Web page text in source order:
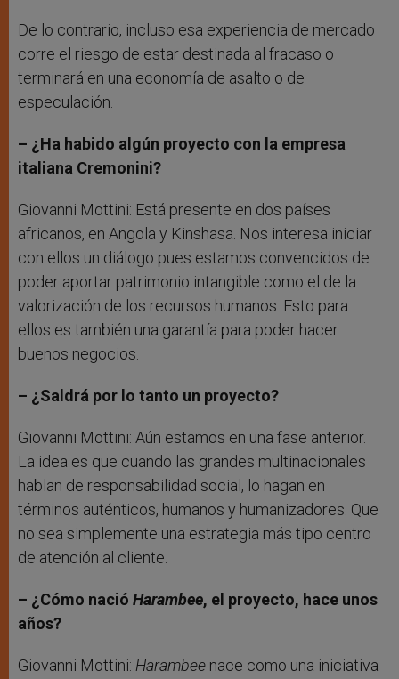
De lo contrario, incluso esa experiencia de mercado
corre el riesgo de estar destinada al fracaso o
terminará en una economía de asalto o de
especulación.
– ¿Ha habido algún proyecto con la empresa
italiana Cremonini?
Giovanni Mottini: Está presente en dos países
africanos, en Angola y Kinshasa. Nos interesa iniciar
con ellos un diálogo pues estamos convencidos de
poder aportar patrimonio intangible como el de la
valorización de los recursos humanos. Esto para
ellos es también una garantía para poder hacer
buenos negocios.
– ¿Saldrá por lo tanto un proyecto?
Giovanni Mottini: Aún estamos en una fase anterior.
La idea es que cuando las grandes multinacionales
hablan de responsabilidad social, lo hagan en
términos auténticos, humanos y humanizadores. Que
no sea simplemente una estrategia más tipo centro
de atención al cliente.
– ¿Cómo nació Harambee, el proyecto, hace unos
años?
Giovanni Mottini: Harambee nace como una iniciativa